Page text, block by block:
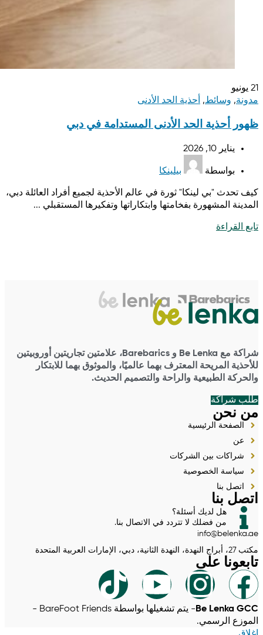
21 يونيو
مدونة, وسائط, أحذية الحد الأدنى
ظهور أحذية الحد الأدنى المستدامة في دبي
يناير 10, 2026
بواسطة بيلينكا
كيف تحدث "بي لينكا" ثورة في عالم الأحذية لجميع أفراد العائلة دبي،
المدينة المشهورة بفخامتها وابتكاراتها وتفكيرها المستقبلي ...
تابع القراءة
شراكة مع Be Lenka و Barebarics، علامتين تجاريتين أوروبيتين
للأحذية المريحة المعترف بهما عالميًا، والموثوق بهما للابتكار
والحركة الطبيعية والراحة والتصميم الحديث.
طلب شراكة
من نحن
الصفحة الرئيسية
عن
شراكات بين الشركات
سياسة الخصوصية
اتصل بنا
اتصل بنا
هل لديك أسئلة؟
من فضلك لا تتردد في الاتصال بنا.
info@belenka.ae
مكتب 27، أبراج النهدة، النهدة الثانية، دبي، الإمارات العربية المتحدة
تابعونا على
Be Lenka GCC
- يتم تشغيلها بواسطة BareFoot Friends -
الموزع الرسمي.